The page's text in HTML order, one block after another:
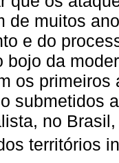
de muitos
e do
bojo da
os
submetidos
no
territórios